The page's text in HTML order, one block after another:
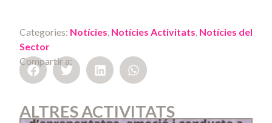
Categories: Notícies, Notícies Activitats, Notícies del
Sector
Compartir a:
ALTRES ACTIVITATS